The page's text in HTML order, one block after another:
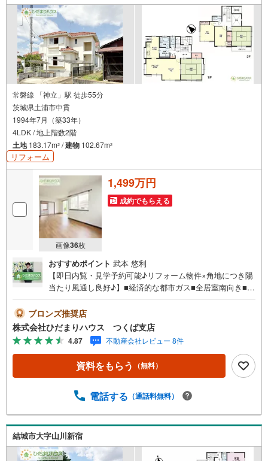
せて頂きます。
常磐線 「神立」駅 徒歩55分
茨城県土浦市中貫
1994年7月（築33年）
4LDK / 地上階数2階
土地183.17m2 /建物 102.67m2
リフォーム
画像36枚
1,499万円
成約でもらえる
おすすめポイント 武本 悠利
【即日内覧・見学予約可能♪リフォーム物件×角地につき陽
当たり風通し良好♪】■経済的な都市ガス■全居室南向き■収
ゆったり6m未公開写真はひだまりハウスHPにて公開中♪■
閑静な住宅地で叶える静かな暮らし■南東側道路につき陽当
たり良好です！■リビングと和室が続き間設計なので、家族
の目が届き、子供が安心して過ごせる間取り♪マイホーム
探しは、ひだまりハウスにご相談ください！■自己資金￥0
からの住宅購入できます！■他社様でご紹介されている物件
てもスピーディーです。■インターネット非公開の物件もご
大丈夫です。■お忙しいときは現地待合せ＆現地解散できま
す。■平日のご見学希望大歓迎です！土浦市中貫 中古戸
建 神立駅（徒歩55分） 都和小学校（徒歩33分） 都和
中学校（徒歩27分）
ブロンズ推奨店
株式会社ひだまりハウス つくば支店
4.87 不動産会社レビュー 8件
資料をもらう （無料）
電話する （通話料無料）
結城市大字山川新宿